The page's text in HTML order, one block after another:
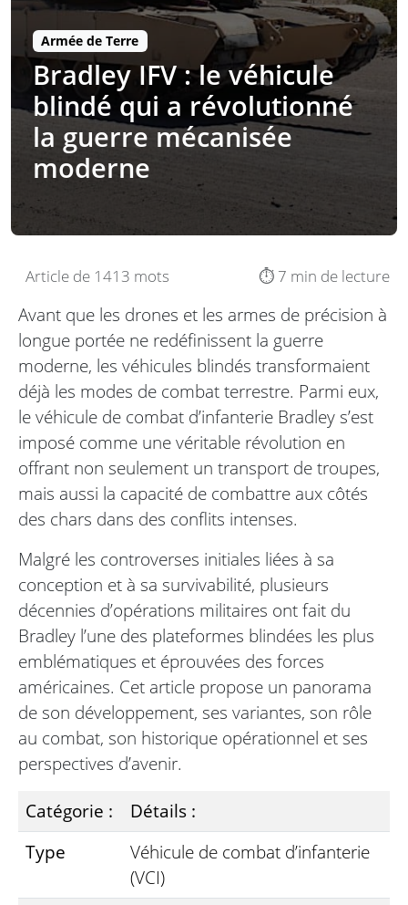
Armée de Terre
Bradley IFV : le véhicule
blindé qui a révolutionné
la guerre mécanisée
moderne
Article de 1413 mots ⏱️ 7 min de lecture
Avant que les drones et les armes de précision à
longue portée ne redéfinissent la guerre
moderne, les véhicules blindés transformaient
déjà les modes de combat terrestre. Parmi eux,
le véhicule de combat d’infanterie Bradley s’est
imposé comme une véritable révolution en
offrant non seulement un transport de troupes,
mais aussi la capacité de combattre aux côtés
des chars dans des conflits intenses.
Malgré les controverses initiales liées à sa
conception et à sa survivabilité, plusieurs
décennies d’opérations militaires ont fait du
Bradley l’une des plateformes blindées les plus
emblématiques et éprouvées des forces
américaines. Cet article propose un panorama
de son développement, ses variantes, son rôle
au combat, son historique opérationnel et ses
perspectives d’avenir.
Catégorie :
Détails :
Type
Véhicule de combat d’infanterie
(VCI)